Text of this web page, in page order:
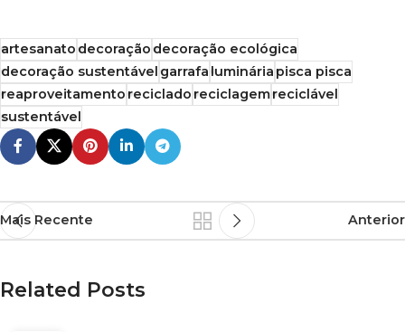
artesanatodecoraçãodecoração ecológica
decoração sustentávelgarrafalumináriapisca pisca
reaproveitamentorecicladoreciclagemreciclável
sustentável
Mais Recente Anterior
Related Posts